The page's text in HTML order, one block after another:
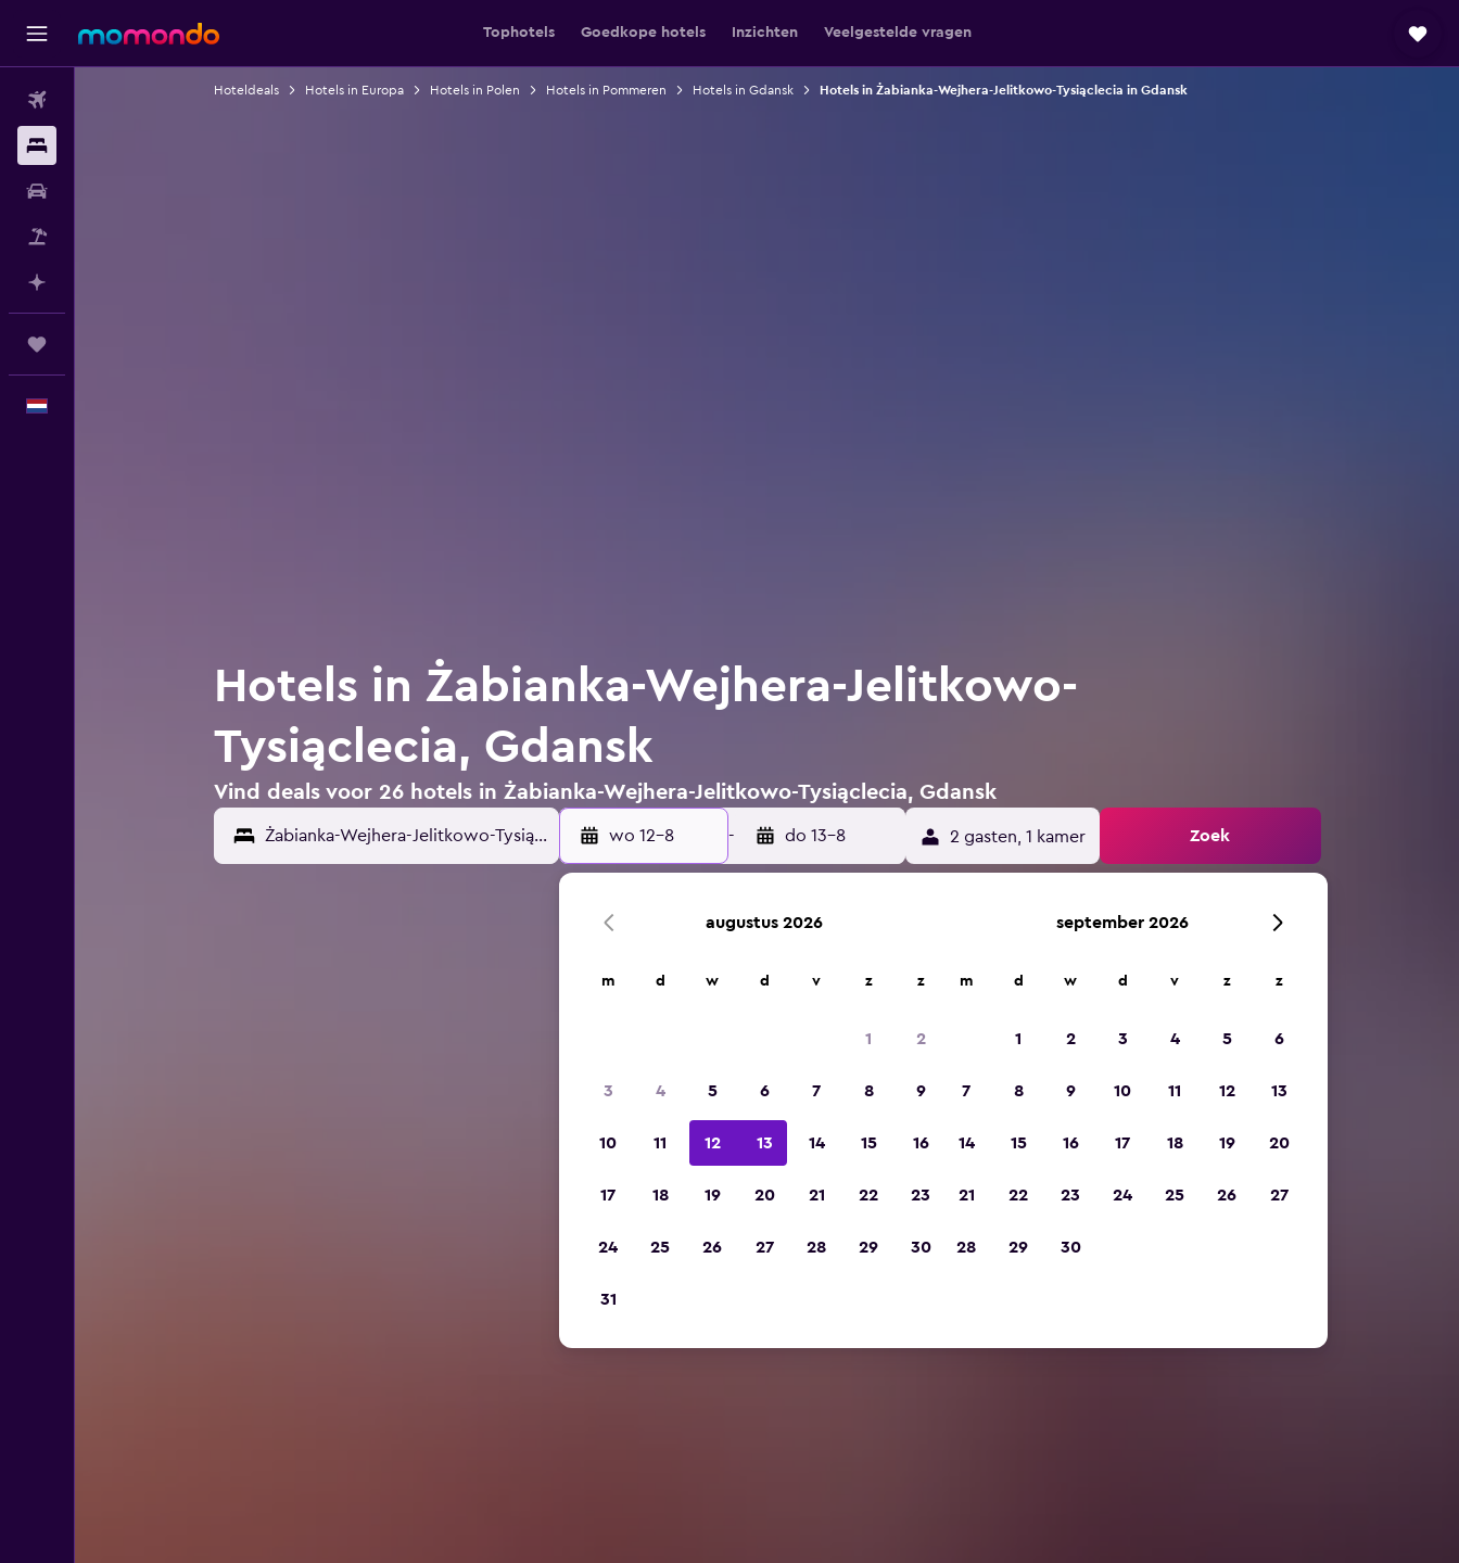
Tophotels Goedkope hotels Inzichten Veelgestelde vragen
Hoteldeals Hotels in Europa Hotels in Polen Hotels in Pommeren Hotels in Gdansk Hotels in Żabianka-Wejhera-Jelitkowo-Tysiąclecia in Gdansk
Hotels in Żabianka-Wejhera-Jelitkowo-
Tysiąclecia, Gdansk
Vind deals voor 26 hotels in Żabianka-Wejhera-Jelitkowo-Tysiąclecia, Gdansk
wo 12-8 - do 13-8 2 gasten, 1 kamer Zoek
augustus 2026
m d w d v z z
1 2
3 4 5 6 7 8 9
10 11 12 13 14 15 16
17 18 19 20 21 22 23
24 25 26 27 28 29 30
31
september 2026
m d w d v z z
1 2 3 4 5 6
7 8 9 10 11 12 13
14 15 16 17 18 19 20
21 22 23 24 25 26 27
28 29 30